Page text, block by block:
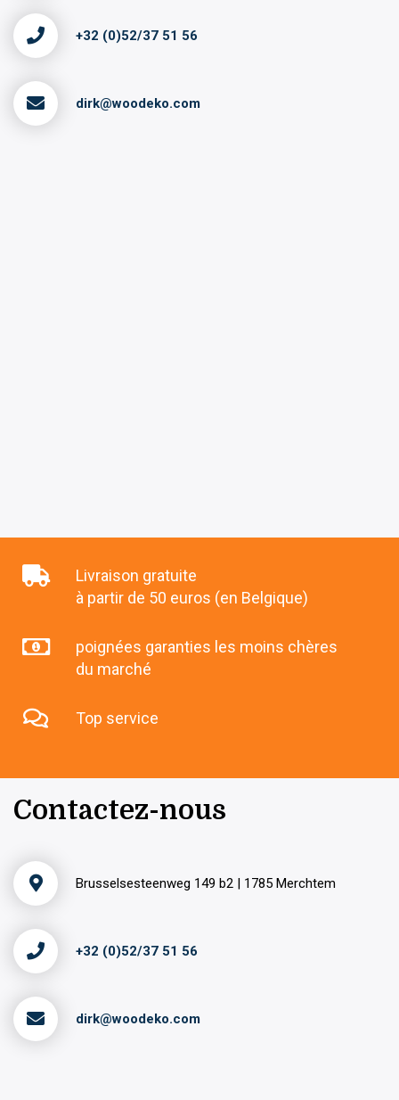
+32 (0)52/37 51 56
dirk@woodeko.com
Livraison gratuite
à partir de 50 euros (en Belgique)
poignées garanties les moins chères
du marché
Top service
Contactez-nous
Brusselsesteenweg 149 b2 | 1785 Merchtem
+32 (0)52/37 51 56
dirk@woodeko.com